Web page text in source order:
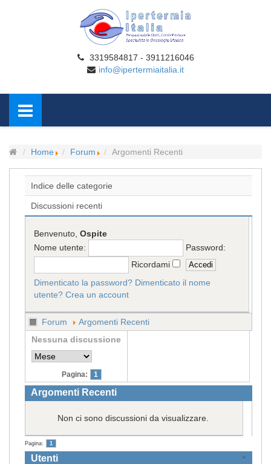
3319584817 - 3911216046
info@ipertermiaitalia.it
Home Forum Argomenti Recenti
Indice delle categorie
Discussioni recenti
Benvenuto,Ospite
Nome utente:
Password:
Ricordami
Dimenticato la password? Dimenticato il nome
utente? Crea un account
Forum
Argomenti Recenti
Nessuna discussione
Pagina: 1
Argomenti Recenti
Non ci sono discussioni da visualizzare.
Pagina: 1
×
Utenti